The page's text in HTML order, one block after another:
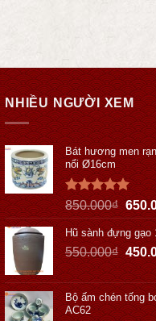
NHIỀU NGƯỜI XEM
Bát hương men
nổi Ø16cm
Được xếp
hạng5.00
5 sao
850.000₫
Hũ sành đựng gạo
550.000₫
Bộ ấm chén tống
AC62